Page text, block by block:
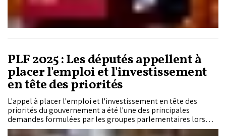
PLF 2025 : Les députés appellent à
placer l'emploi et l'investissement
en tête des priorités
L'appel à placer l'emploi et l'investissement en tête des
priorités du gouvernement a été l'une des principales
demandes formulées par les groupes parlementaires lors
d'une réunion tenue, mercredi, à l'initiative de la Commission